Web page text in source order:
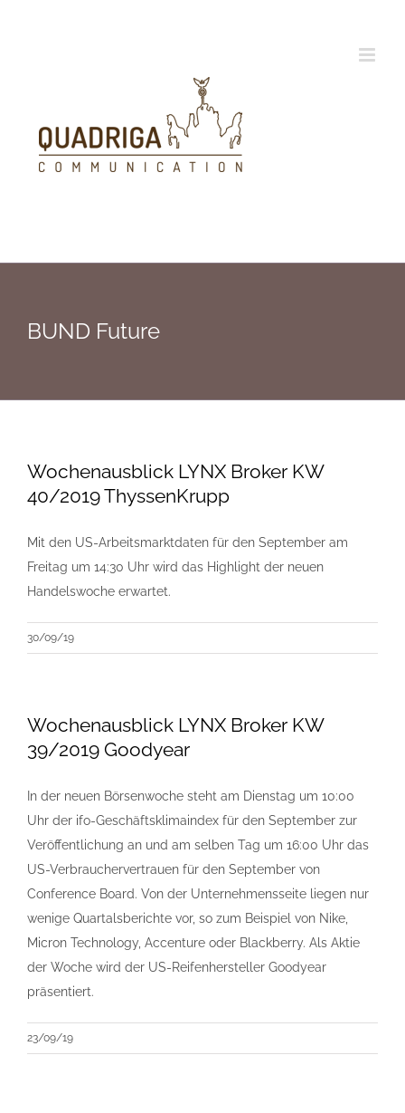
BUND Future
Wochenausblick LYNX Broker KW
40/2019 ThyssenKrupp
Mit den US-Arbeitsmarktdaten für den September am
Freitag um 14:30 Uhr wird das Highlight der neuen
Handelswoche erwartet.
30/09/19
Wochenausblick LYNX Broker KW
39/2019 Goodyear
In der neuen Börsenwoche steht am Dienstag um 10:00
Uhr der ifo-Geschäftsklimaindex für den September zur
Veröffentlichung an und am selben Tag um 16:00 Uhr das
US-Verbrauchervertrauen für den September von
Conference Board. Von der Unternehmensseite liegen nur
wenige Quartalsberichte vor, so zum Beispiel von Nike,
Micron Technology, Accenture oder Blackberry. Als Aktie
der Woche wird der US-Reifenhersteller Goodyear
präsentiert.
23/09/19